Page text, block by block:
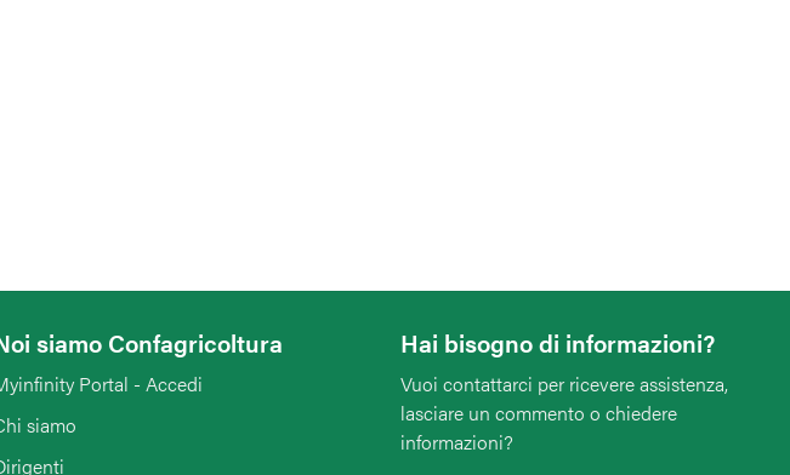
siamo Confagricoltura
Portal - Accedi
siamo
Hai bisogno di informazioni?
Vuoi contattarci per ricevere assistenza,
lasciare un commento o chiedere
informazioni?